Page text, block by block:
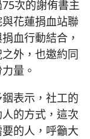
次的謝侑書主
花蓮捐血站聯
血行動結合，
外，也邀約同
量。
表示，社工的
的方式，這次
的人，呼籲大